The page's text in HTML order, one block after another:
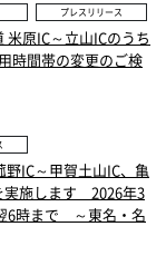
プレスリリース
原IC～立山ICのうち
時間帯の変更のご検
IC～甲賀土山IC、亀
実施します 2026年3
6時まで ～東名・名